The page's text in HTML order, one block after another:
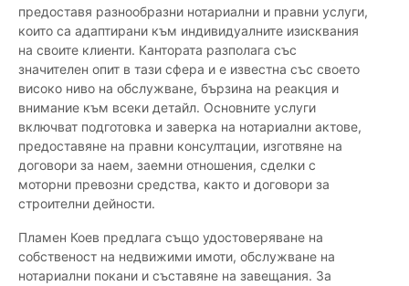
предоставя разнообразни нотариални и правни услуги,
които са адаптирани към индивидуалните изисквания
на своите клиенти. Кантората разполага със
значителен опит в тази сфера и е известна със своето
високо ниво на обслужване, бързина на реакция и
внимание към всеки детайл. Основните услуги
включват подготовка и заверка на нотариални актове,
предоставяне на правни консултации, изготвяне на
договори за наем, заемни отношения, сделки с
моторни превозни средства, както и договори за
строителни дейности.
Пламен Коев предлага също удостоверяване на
собственост на недвижими имоти, обслужване на
нотариални покани и съставяне на завещания. За